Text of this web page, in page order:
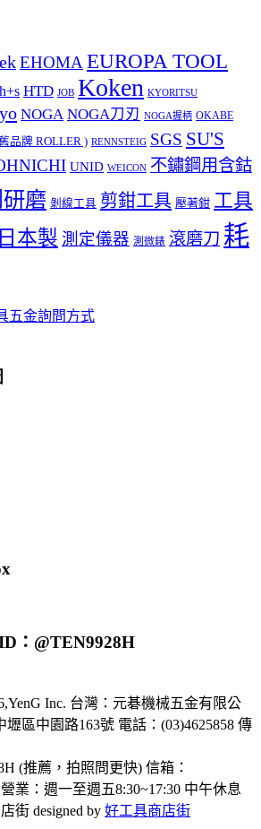
EHOMA EUROPA TOOL
h+s HTD JOB Koken KYORITSU
NOGA NOGA刀刃 NOGA握柄 OKABE
品牌 ROLLER ) RENNSTEIG SGS SU'S
UNID WEICON 不鏽鋼用含鈷
磨 剝線工具 剪鉗工具 壓著鉗 工具
日本製 測定儀器 測微錶 滾磨刀 耗
五金詢問方式
：@TEN9928H
Inc. 台灣：元碁機械五金有限公
壢區中園路163號 電話：(03)4625858 傳
(推薦，拍照問更快) 信箱：
營業：週一至週五8:30~17:30 中午休息
街 designed by 好工具商店街